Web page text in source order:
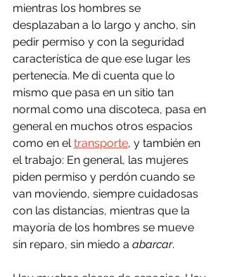
mientras los hombres se
desplazaban a lo largo y ancho, sin
pedir permiso y con la seguridad
característica de que ese lugar les
pertenecía. Me di cuenta que lo
mismo que pasa en un sitio tan
normal como una discoteca, pasa en
general en muchos otros espacios
como en el transporte, y también en
el trabajo: En general, las mujeres
piden permiso y perdón cuando se
van moviendo, siempre cuidadosas
con las distancias, mientras que la
mayoría de los hombres se mueve
sin reparo, sin miedo a abarcar.